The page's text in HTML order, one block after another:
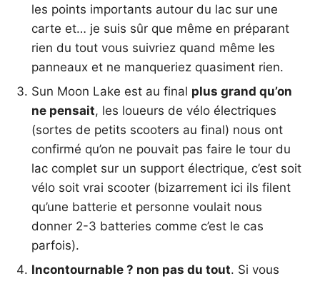
les points importants autour du lac sur une
carte et… je suis sûr que même en préparant
rien du tout vous suivriez quand même les
panneaux et ne manqueriez quasiment rien.
Sun Moon Lake est au final plus grand qu’on
ne pensait, les loueurs de vélo électriques
(sortes de petits scooters au final) nous ont
confirmé qu’on ne pouvait pas faire le tour du
lac complet sur un support électrique, c’est soit
vélo soit vrai scooter (bizarrement ici ils filent
qu’une batterie et personne voulait nous
donner 2-3 batteries comme c’est le cas
parfois).
Incontournable ? non pas du tout. Si vous